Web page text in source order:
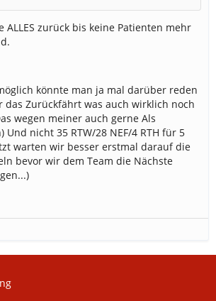
ALLES zurück bis keine Patienten mehr
könnte man ja mal darüber reden
das Zurückfährt was auch wirklich noch
wegen meiner auch gerne Als
Und nicht 35 RTW/28 NEF/4 RTH für 5
warten wir besser erstmal darauf die
bevor wir dem Team die Nächste